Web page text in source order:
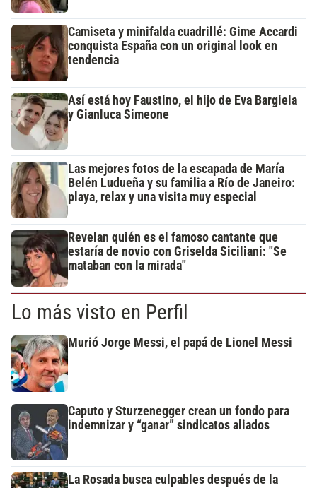
Camiseta y minifalda cuadrillé: Gime Accardi
conquista España con un original look en
tendencia
Así está hoy Faustino, el hijo de Eva Bargiela
y Gianluca Simeone
Las mejores fotos de la escapada de María
Belén Ludueña y su familia a Río de Janeiro:
playa, relax y una visita muy especial
Revelan quién es el famoso cantante que
estaría de novio con Griselda Siciliani: "Se
mataban con la mirada"
Lo más visto en Perfil
Murió Jorge Messi, el papá de Lionel Messi
Caputo y Sturzenegger crean un fondo para
indemnizar y “ganar” sindicatos aliados
La Rosada busca culpables después de la